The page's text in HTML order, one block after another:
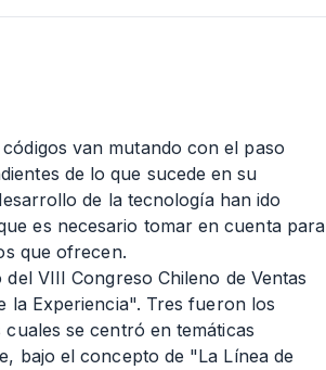
van mutando con el paso
de lo que sucede en su
de la tecnología han ido
es necesario tomar en cuenta para
que ofrecen.
VIII Congreso Chileno de Ventas
la Experiencia". Tres fueron los
se centró en temáticas
bajo el concepto de "La Línea de